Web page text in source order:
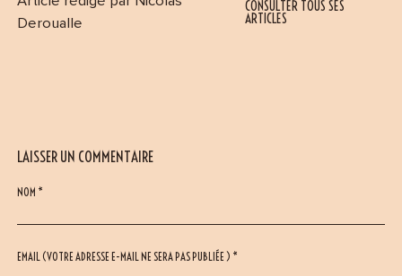
Deroualle
CONSULTER TOUS SES
ARTICLES
LAISSER UN COMMENTAIRE
NOM *
EMAIL (VOTRE ADRESSE E-MAIL NE SERA PAS PUBLIÉE ) *